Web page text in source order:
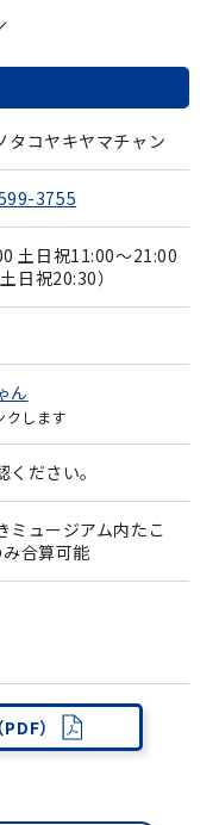
タコヤキヤマチャン
3755
土日祝11:00～21:00
日祝20:30）
ん
クします
ださい。
ュージアム内たこ
合算可能
）